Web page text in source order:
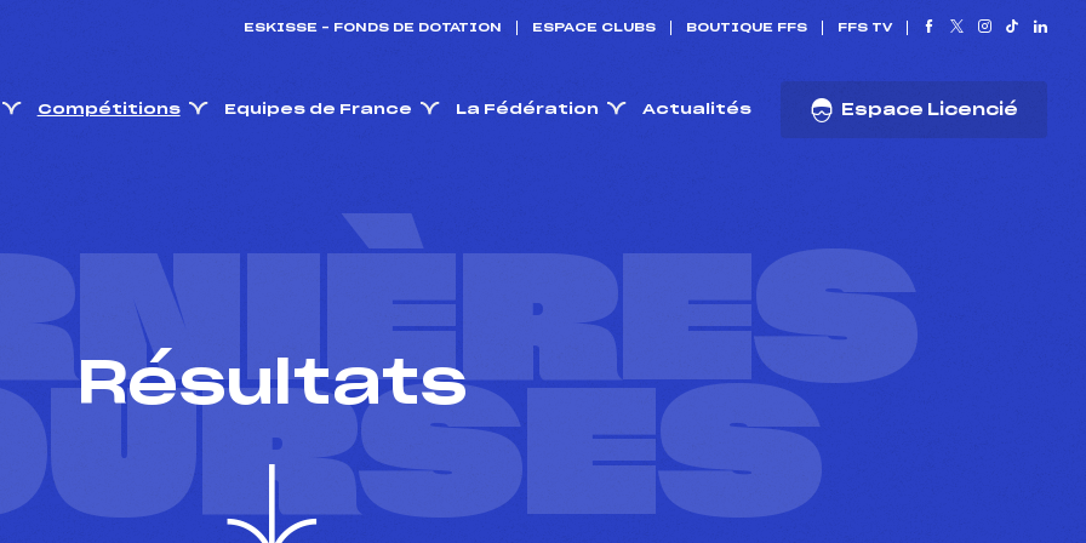
ESKISSE – FONDS DE DOTATION ESPACE CLUBS BOUTIQUE FFS FFS TV
Compétitions Equipes de France La Fédération Actualités Espace Licencié
Résultats